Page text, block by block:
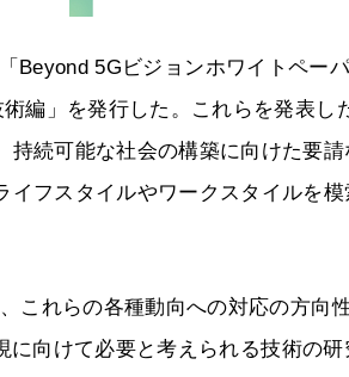
Beyond 5Gビジョンホワイトペー
編」を発行した。これらを発表
持続可能な社会の構築に向けた要
イフスタイルやワークスタイルを
これらの各種動向への対応の方向
に向けて必要と考えられる技術の